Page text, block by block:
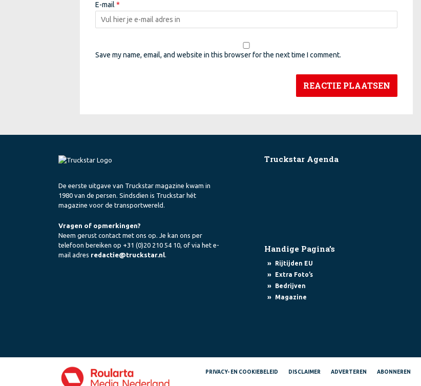
E-mail *
Save my name, email, and website in this browser for the next time I comment.
De eerste uitgave van Truckstar magazine kwam in
1980 van de persen. Sindsdien is Truckstar hét
magazine voor de transportwereld.
Vragen of opmerkingen?
Neem gerust contact met ons op. Je kan ons per
telefoon bereiken op +31 (0)20 210 54 10, of via het e-
mail adres redactie@truckstar.nl
Truckstar Agenda
Handige Pagina’s
» Rijtijden EU
» Extra Foto’s
» Bedrijven
» Magazine
PRIVACY- EN COOKIEBELEID DISCLAIMER ADVERTEREN ABONNEREN